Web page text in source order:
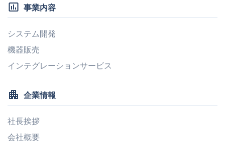
insert_chart_outlined 事業内容
システム開発
機器販売
インテグレーションサービス
apartment 企業情報
社長挨拶
会社概要